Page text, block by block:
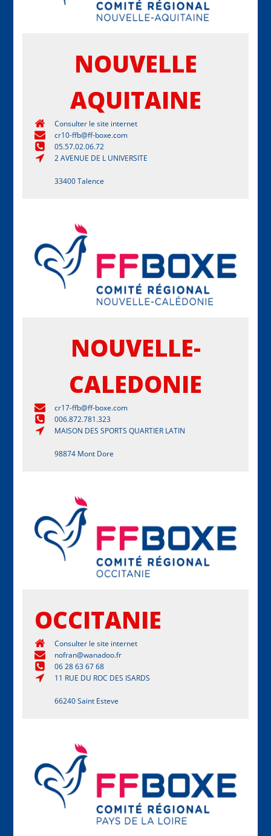
NOUVELLE
AQUITAINE
Consulter le site internet
cr10-ffb@ff-boxe.com
05.57.02.06.72
2 AVENUE DE L UNIVERSITE
33400 Talence
NOUVELLE-
CALEDONIE
cr17-ffb@ff-boxe.com
006.872.781.323
MAISON DES SPORTS QUARTIER LATIN
98874 Mont Dore
OCCITANIE
Consulter le site internet
nofran@wanadoo.fr
06 28 63 67 68
11 RUE DU ROC DES ISARDS
66240 Saint Esteve